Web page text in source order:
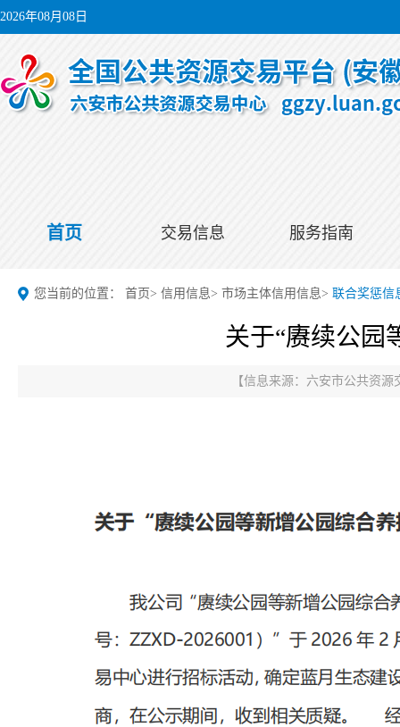
2026年08月08日
首页 交易信息 服务指南
您当前的位置： 首页> 信用信息> 市场主体信用信息> 联合奖惩信
关于“赓续公园
【信息来源： 六安市公共资源